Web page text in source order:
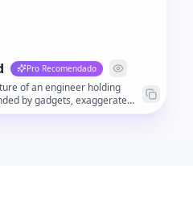
Pro Recomendado
of an engineer holding
by gadgets, exaggerated
cartoon style, preserve